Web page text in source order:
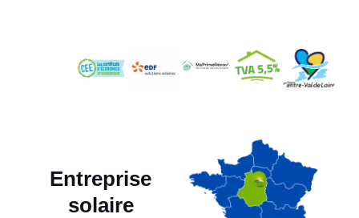
Entreprise
solaire